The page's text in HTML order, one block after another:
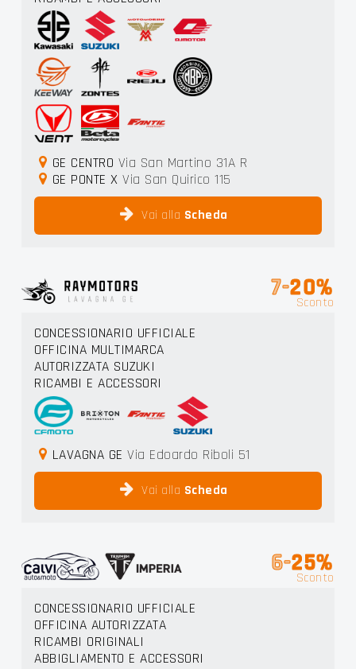
GE CENTRO Via San Martino 31A R
GE PONTE X Via San Quirico 115
Vai alla Scheda
7-20%
Sconto
CONCESSIONARIO UFFICIALE
OFFICINA MULTIMARCA
AUTORIZZATA SUZUKI
RICAMBI E ACCESSORI
LAVAGNA GE Via Edoardo Riboli 51
Vai alla Scheda
6-25%
Sconto
CONCESSIONARIO UFFICIALE
OFFICINA AUTORIZZATA
RICAMBI ORIGINALI
ABBIGLIAMENTO E ACCESSORI